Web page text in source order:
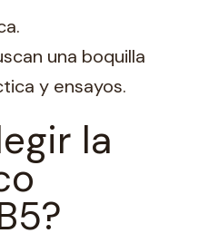
una boquilla
y ensayos.
la